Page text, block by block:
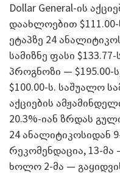
Dollar General-ის
დაახლოებით $111.00-
ეტაპზე 24
სამიზნე ფასი
პროგნოზი —
$100.00-ს. საშუალო
აქციების
20.3%-იან ზრდას
24 ანალიტიკოსიდან
რეკომენდაცია, 13-
ხოლო 2-მა —